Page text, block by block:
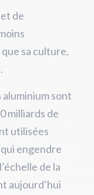
de
sa culture,
sont
milliards de
utilisées
engendre
de la
aujourd’hui